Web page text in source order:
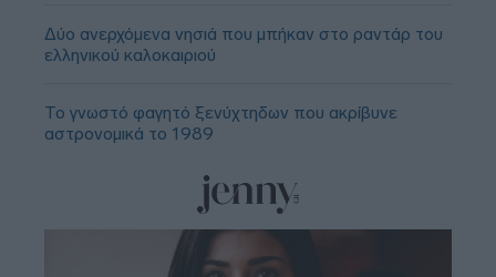
Δύο ανερχόμενα νησιά που μπήκαν στο ραντάρ του
ελληνικού καλοκαιριού
Το γνωστό φαγητό ξενύχτηδων που ακρίβυνε
αστρονομικά το 1989